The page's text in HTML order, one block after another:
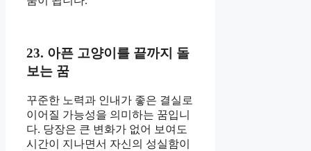
23. 아픈 고양이를 끝까지 돌
보는 꿈
꾸준한 노력과 인내가 좋은 결실로
이어질 가능성을 의미하는 꿈입니
다. 당장은 큰 변화가 없어 보여도
시간이 지나면서 자신의 성실함이